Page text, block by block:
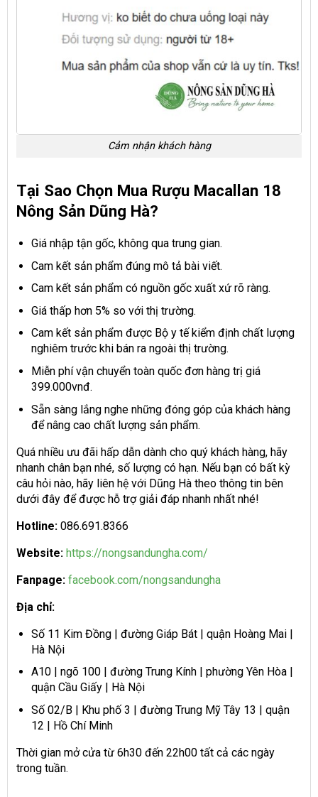
Cảm nhận khách hàng
Tại Sao Chọn Mua Rượu Macallan 18
Nông Sản Dũng Hà?
Giá nhập tận gốc, không qua trung gian.
Cam kết sản phẩm đúng mô tả bài viết.
Cam kết sản phẩm có nguồn gốc xuất xứ rõ ràng.
Giá thấp hơn 5% so với thị trường.
Cam kết sản phẩm được Bộ y tế kiểm định chất lượng
nghiêm trước khi bán ra ngoài thị trường.
Miễn phí vận chuyển toàn quốc đơn hàng trị giá
399.000vnđ.
Sẵn sàng lắng nghe những đóng góp của khách hàng
để nâng cao chất lượng sản phẩm.
Quá nhiều ưu đãi hấp dẫn dành cho quý khách hàng, hãy
nhanh chân bạn nhé, số lượng có hạn. Nếu bạn có bất kỳ
câu hỏi nào, hãy liên hệ với Dũng Hà theo thông tin bên
dưới đây để được hỗ trợ giải đáp nhanh nhất nhé!
Hotline: 086.691.8366
Website: https://nongsandungha.com/
Fanpage: facebook.com/nongsandungha
Địa chỉ:
Số 11 Kim Đồng | đường Giáp Bát | quận Hoàng Mai |
Hà Nội
A10 | ngõ 100 | đường Trung Kính | phường Yên Hòa |
quận Cầu Giấy | Hà Nội
Số 02/B | Khu phố 3 | đường Trung Mỹ Tây 13 | quận
12 | Hồ Chí Minh
Thời gian mở cửa từ 6h30 đến 22h00 tất cả các ngày
trong tuần.